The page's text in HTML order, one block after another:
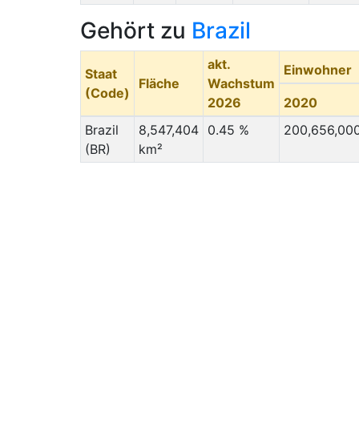
Gehört zu Brazil
Staat
(Code)
Fläche
akt.
Wachstum
2026
Einwohner
2020
Brazil
(BR)
8,547,404
km²
0.45 %